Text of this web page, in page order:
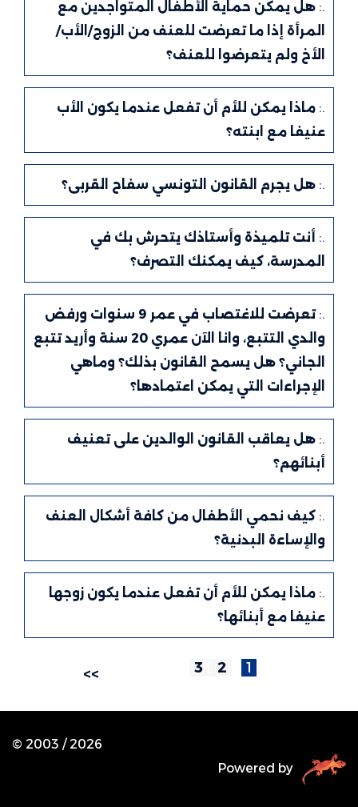
هل يمكن حماية الأطفال المتواجدين مع
المرأة إذا ما تعرضت للعنف من الزوج/الأب/
الأخ ولم يتعرضوا للعنف؟
ماذا يمكن للأم أن تفعل عندما يكون الأب
عنيفا مع ابنته؟
هل يجرم القانون التونسي سفاح القربى؟
أنت تلميذة وأستاذك يتحرش بك في
المدرسة، كيف يمكنك التصرف؟
تعرضت للاغتصاب في عمر 9 سنوات ورفض
والدي التتبع، وانا الآن عمري 20 سنة وأريد تتبع
الجاني؟ هل يسمح القانون بذلك؟ وماهي
الإجراءات التي يمكن اعتمادها؟
هل يعاقب القانون الوالدين على تعنيف
أبنائهم؟
كيف نحمي الأطفال من كافة أشكال العنف
والإساءة البدنية؟
ماذا يمكن للأم أن تفعل عندما يكون زوجها
عنيفا مع أبنائها؟
>>
© 2003 /2026
Powered by